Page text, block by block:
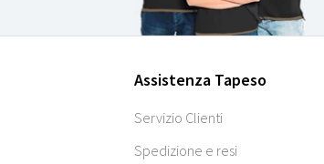
Assistenza Tapeso
Servizio Clienti
Spedizione e resi